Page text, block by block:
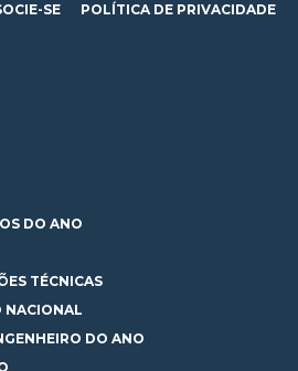
SE POLÍTICA DE PRIVACIDADE
DO ANO
TÉCNICAS
NACIONAL
DO ANO